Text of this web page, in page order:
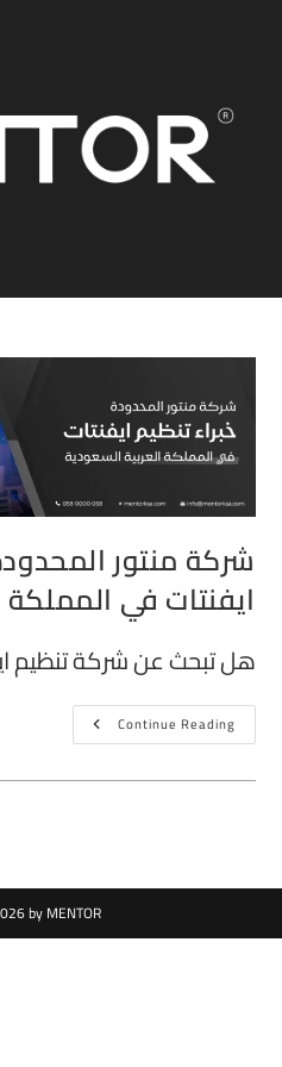
شركة منتور
ايفنتات في
هل تبحث عن شركة تنظيم
Continue Reading
by MENTOR